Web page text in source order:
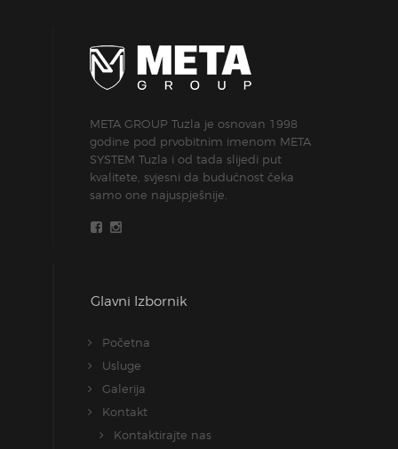
META GROUP Tuzla je osnovan 1998
godine pod prvobitnim imenom META
SYSTEM Tuzla i od tada slijedi put
kvalitete, svjesni da budućnost čeka
samo one najuspješnije.
Glavni Izbornik
Početna
Usluge
Galerija
Kontakt
Kontaktirajte nas